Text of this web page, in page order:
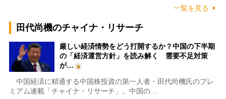
一覧を見る
田代尚機のチャイナ・リサーチ
厳しい経済情勢をどう打開するか？中国の下半期
の「経済運営方針」を読み解く 需要不足対策
が…
中国経済に精通する中国株投資の第一人者・田代尚機氏のプレ
ミアム連載「チャイナ・リサーチ」。中国の…